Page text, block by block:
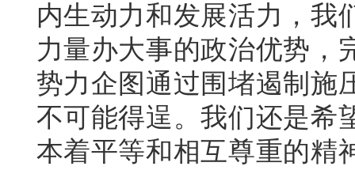
内生动力和发展活力，我
力量办大事的政治优势，
势力企图通过围堵遏制施
不可能得逞。我们还是希
本着平等和相互尊重的精